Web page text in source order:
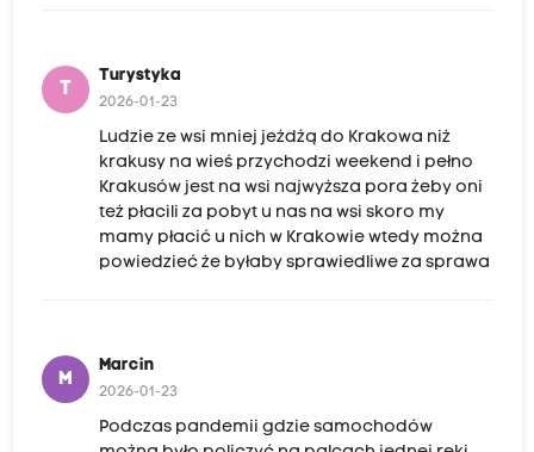
T
Turystyka
2026-01-23
Ludzie ze wsi mniej jeżdżą do Krakowa niż
krakusy na wieś przychodzi weekend i pełno
Krakusów jest na wsi najwyższa pora żeby oni
też płacili za pobyt u nas na wsi skoro my
mamy płacić u nich w Krakowie wtedy można
powiedzieć że byłaby sprawiedliwe za sprawa
M
Marcin
2026-01-23
Podczas pandemii gdzie samochodów